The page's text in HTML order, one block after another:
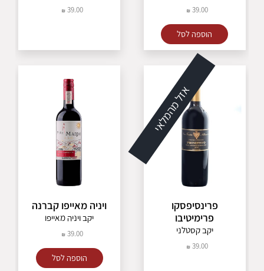
39.00
הוספה לסל
39.00
אזל מהמלאי
פרינסיפסקו
פרימיטיבו
יקב קסטלני
39.00
ויניה מאייפו קברנה
יקב ויניה מאייפו
39.00
הוספה לסל